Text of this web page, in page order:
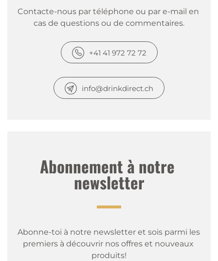
Contacte-nous par téléphone ou par e-mail en
cas de questions ou de commentaires.
+41 41 972 72 72
info@drinkdirect.ch
Abonnement à notre
newsletter
Abonne-toi à notre newsletter et sois parmi les
premiers à découvrir nos offres et nouveaux
produits!